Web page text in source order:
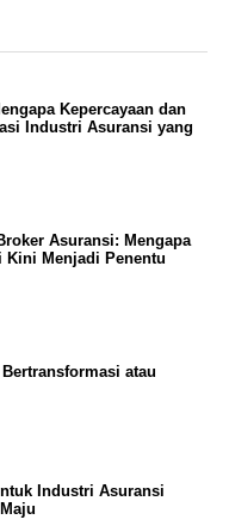
Kepercayaan dan
Industri Asuransi yang
Asuransi: Mengapa
Menjadi Penentu
atau
Industri Asuransi